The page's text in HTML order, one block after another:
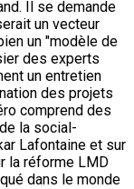
Il se demande
un vecteur
un "modèle de
des experts
un entretien
des projets
comprend des
la social-
Lafontaine et sur
la réforme LMD
dans le monde